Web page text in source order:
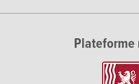
Plateforme